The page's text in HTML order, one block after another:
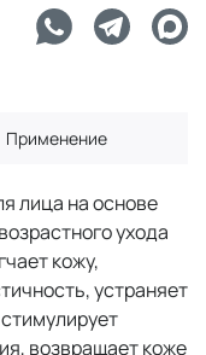
Применение
лица на основе
ухода
кожу,
устраняет
возвращает коже